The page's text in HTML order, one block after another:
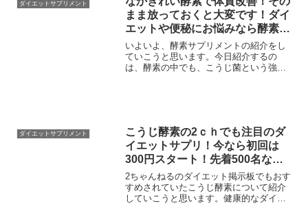
ダイエットサプリメント
まま放っておくと大変です！ダイ
エットや便秘にお悩みなら酵素サ
プリ！
いよいよ、酵素サプリメントの紹介をし
ていこうと思います。今日紹介するの
は、酵素の中でも、こうじ菌という強力
ダイエットサプリメント
こうじ酵素の2ｃｈでも注目のダ
イエットサプリ！今なら初回は
300円スタート！先着500名なの
で早めの申込！
2ちゃんねるのダイエット掲示板でもおす
すめされていたこうじ酵素について紹介
していこうと思います。健康的なダイエ